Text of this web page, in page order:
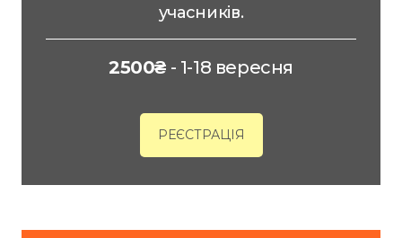
учасників.
2500₴ - 1-18 вересня
РЕЄСТРАЦІЯ